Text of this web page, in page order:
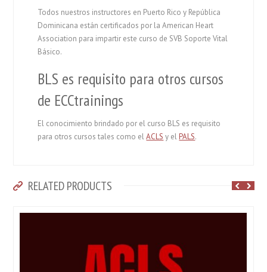
Todos nuestros instructores en Puerto Rico y República
Dominicana están certificados por la American Heart
Association para impartir este curso de SVB Soporte Vital
Básico.
BLS es requisito para otros cursos
de ECCtrainings
El conocimiento brindado por el curso BLS es requisito
para otros cursos tales como elACLS y elPALS.
RELATED PRODUCTS